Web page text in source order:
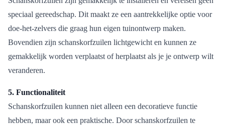
speciaal gereedschap. Dit maakt ze een aantrekkelijke optie voor
doe-het-zelvers die graag hun eigen tuinontwerp maken.
Bovendien zijn schanskorfzuilen lichtgewicht en kunnen ze
gemakkelijk worden verplaatst of herplaatst als je je ontwerp wilt
veranderen.
5. Functionaliteit
Schanskorfzuilen kunnen niet alleen een decoratieve functie
hebben, maar ook een praktische. Door schanskorfzuilen te